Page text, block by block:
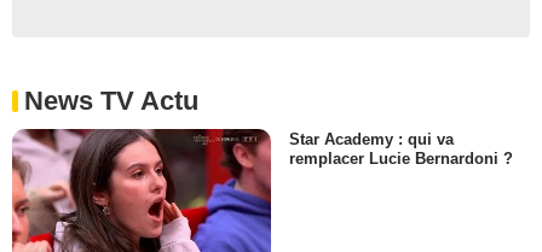
News TV Actu
Star Academy : qui va
remplacer Lucie Bernardoni ?